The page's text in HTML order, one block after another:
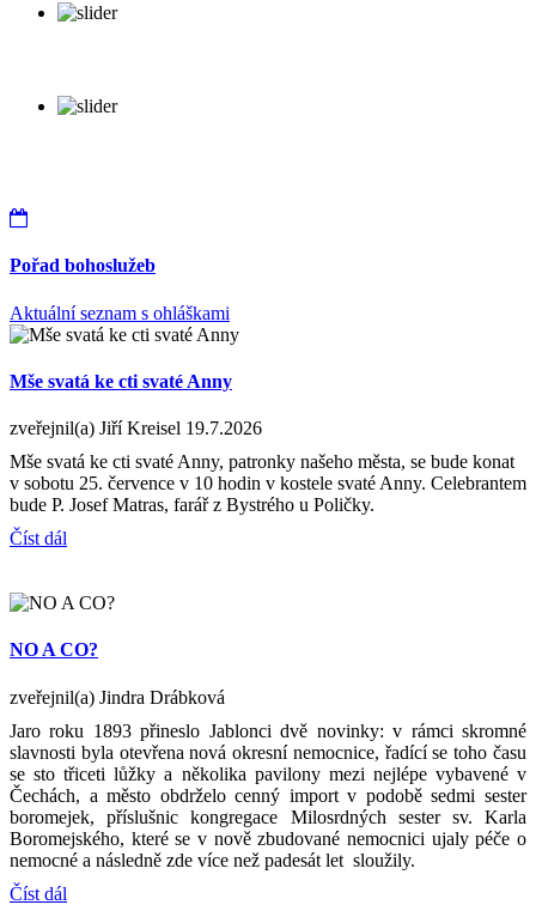
Pořad bohoslužeb
Aktuální seznam s ohláškami
Mše svatá ke cti svaté Anny
zveřejnil(a) Jiří Kreisel 19.7.2026
Mše svatá ke cti svaté Anny, patronky našeho města, se bude konat
v sobotu 25. července v 10 hodin v kostele svaté Anny. Celebrantem
bude P. Josef Matras, farář z Bystrého u Poličky.
Číst dál
NO A CO?
zveřejnil(a) Jindra Drábková
Jaro roku 1893 přineslo Jablonci dvě novinky: v rámci skromné
slavnosti byla otevřena nová okresní nemocnice, řadící se toho času
se sto třiceti lůžky a několika pavilony mezi nejlépe vybavené v
Čechách, a město obdrželo cenný import v podobě sedmi sester
boromejek, příslušnic kongregace Milosrdných sester sv. Karla
Boromejského, které se v nově zbudované nemocnici ujaly péče o
nemocné a následně zde více než padesát let sloužily.
Číst dál